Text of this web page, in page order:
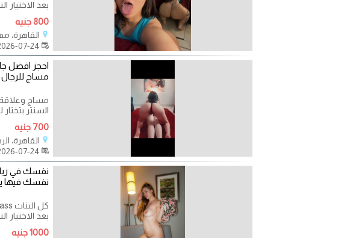
بعد
800 جنيه
القاهرة،
مساج للرجال
مساج
السنتر
700 جنيه
القاهرة،
نفسك في
نفسك فيها
بعد
1000 جنيه